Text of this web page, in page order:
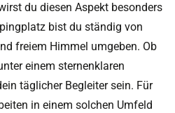
du diesen Aspekt besonders
bist du ständig von
freiem Himmel umgeben. Ob
einem sternenklaren
täglicher Begleiter sein. Für
in einem solchen Umfeld